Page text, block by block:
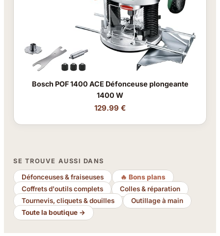
Bosch POF 1400 ACE Défonceuse plongeante
1400 W
129.99 €
SE TROUVE AUSSI DANS
Défonceuses & fraiseuses
🔥 Bons plans
Coffrets d'outils complets
Colles & réparation
Tournevis, cliquets & douilles
Outillage à main
Toute la boutique →